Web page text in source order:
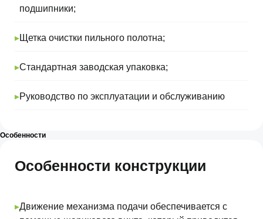
подшипники;
▸Щетка очистки пильного полотна;
▸Стандартная заводская упаковка;
▸Руководство по эксплуатации и обслуживанию
Особенности
Особенности конструкции
▸Движение механизма подачи обеспечивается с